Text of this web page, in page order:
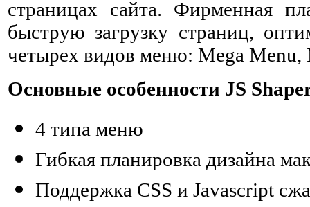
страницах сайта. Фирменная
быструю загрузку страниц,
четырех видов меню: Mega
Основные особенности JS
4 типа меню
Гибкая планировка дизайна
Поддержка CSS и Javascript